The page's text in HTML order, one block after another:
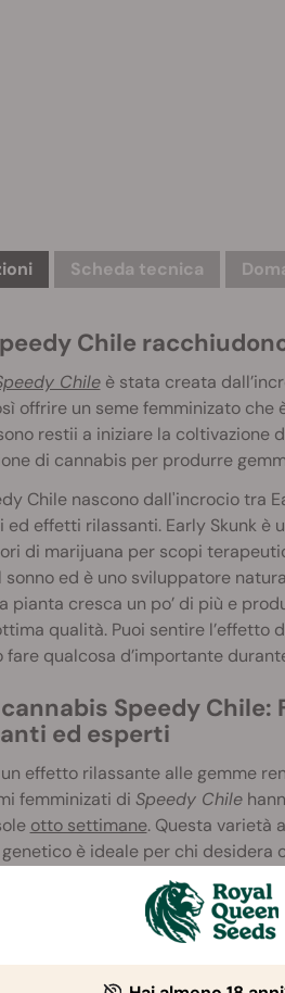
Scheda tecnica
Chile
Chileè stata creata
offrire un seme femminizato che
restii a iniziare la coltivazione
di cannabis per produrre
Chile nascono dall'incrocio tra
effetti rilassanti. Early Skunk è
di marijuana per scopi
ed è uno sviluppatore
pianta cresca un po’ di più e
qualità. Puoi sentire l’effetto
fare qualcosa d’importante
Speedy
ed esperti
un effetto rilassante alle gemme
femminizati di Speedy Chile
otto settimane. Questa varietà
è ideale per chi
e l'altro. I nostri semi
perfetta sia per esperti che per
e quelli più esperti potranno
Chile richiedono una
un fertilizzante adeguato.